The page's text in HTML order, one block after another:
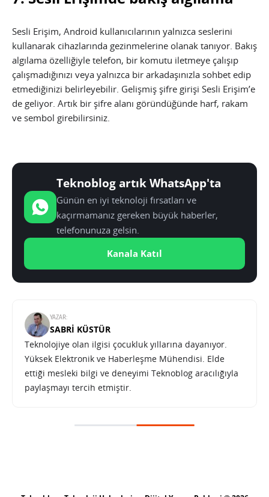
Sesli Erişim, Android kullanıcılarının yalnızca seslerini
kullanarak cihazlarında gezinmelerine olanak tanıyor. Bakış
algılama özelliğiyle telefon, bir komutu iletmeye çalışıp
çalışmadığınızı veya yalnızca bir arkadaşınızla sohbet edip
etmediğinizi belirleyebilir. Gelişmiş şifre girişi Sesli Erişim’e
de geliyor. Artık bir şifre alanı göründüğünde harf, rakam
ve sembol girebilirsiniz.
Teknoblog artık WhatsApp'ta
Günün en iyi teknoloji fırsatları ve
kaçırmamanız gereken büyük haberler,
telefonunuza gelsin.
Kanala Katıl
YAZAR:
SABRI KÜSTÜR
Teknolojiye olan ilgisi çocukluk yıllarına dayanıyor.
Yüksek Elektronik ve Haberleşme Mühendisi. Elde
ettiği mesleki bilgi ve deneyimi Teknoblog aracılığıyla
paylaşmayı tercih etmiştir.